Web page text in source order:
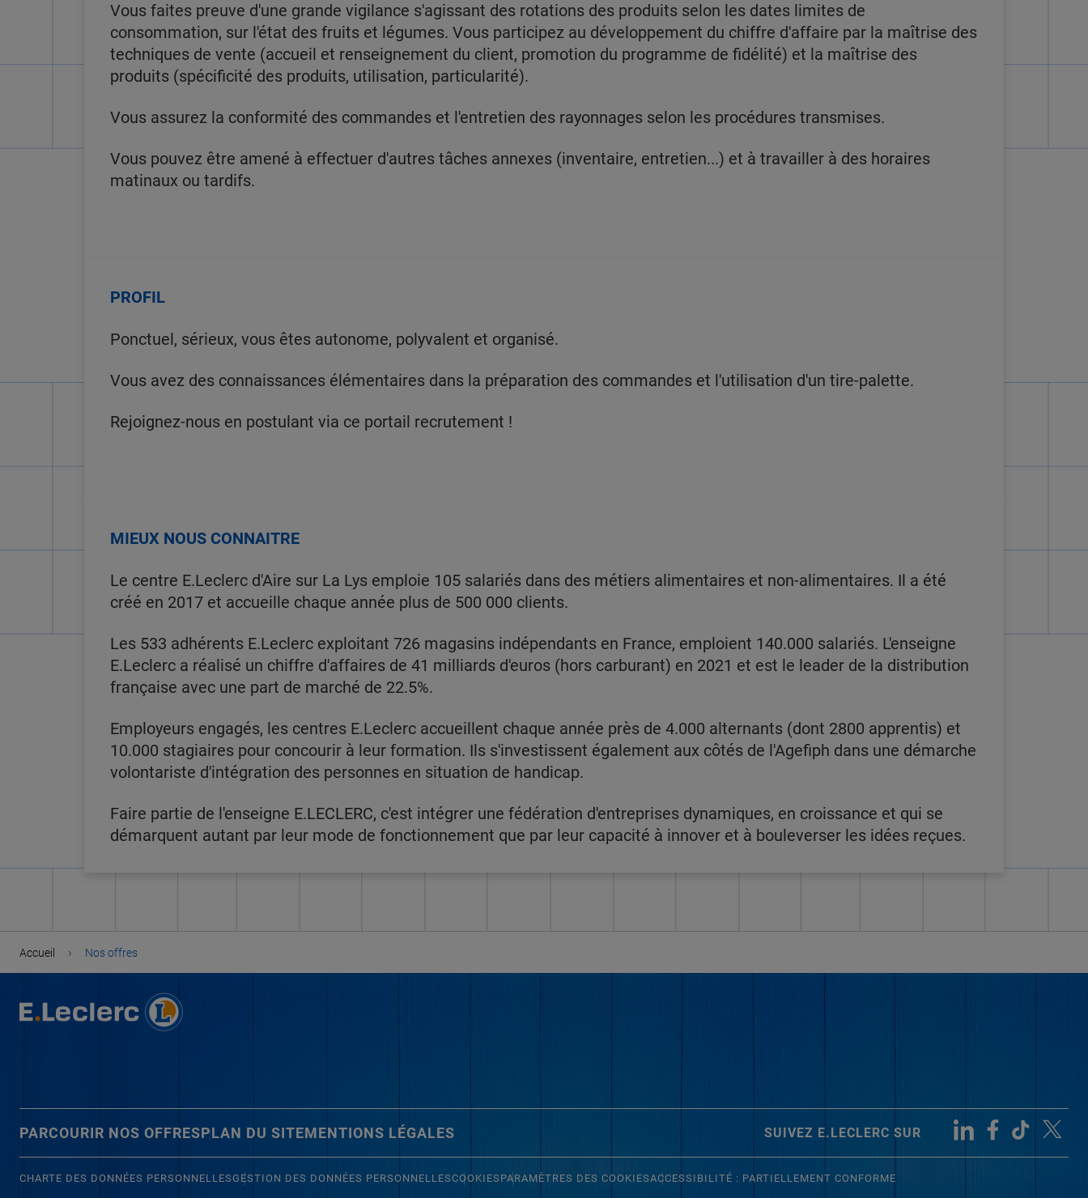
Vous faites preuve d'une grande vigilance s'agissant des rotations des produits selon les dates limites de
consommation, sur l'état des fruits et légumes. Vous participez au développement du chiffre d'affaire par la maîtrise des
techniques de vente (accueil et renseignement du client, promotion du programme de fidélité) et la maîtrise des
produits (spécificité des produits, utilisation, particularité).
Vous assurez la conformité des commandes et l'entretien des rayonnages selon les procédures transmises.
Vous pouvez être amené à effectuer d'autres tâches annexes (inventaire, entretien...) et à travailler à des horaires
matinaux ou tardifs.
PROFIL
Ponctuel, sérieux, vous êtes autonome, polyvalent et organisé.
Vous avez des connaissances élémentaires dans la préparation des commandes et l'utilisation d'un tire-palette.
Rejoignez-nous en postulant via ce portail recrutement !
MIEUX NOUS CONNAITRE
Le centre E.Leclerc d'Aire sur La Lys emploie 105 salariés dans des métiers alimentaires et non-alimentaires. Il a été
créé en 2017 et accueille chaque année plus de 500 000 clients.
Les 533 adhérents E.Leclerc exploitant 726 magasins indépendants en France, emploient 140.000 salariés. L'enseigne
E.Leclerc a réalisé un chiffre d'affaires de 41 milliards d'euros (hors carburant) en 2021 et est le leader de la distribution
française avec une part de marché de 22.5%.
Employeurs engagés, les centres E.Leclerc accueillent chaque année près de 4.000 alternants (dont 2800 apprentis) et
10.000 stagiaires pour concourir à leur formation. Ils s'investissent également aux côtés de l'Agefiph dans une démarche
volontariste d'intégration des personnes en situation de handicap.
Faire partie de l'enseigne E.LECLERC, c'est intégrer une fédération d'entreprises dynamiques, en croissance et qui se
démarquent autant par leur mode de fonctionnement que par leur capacité à innover et à bouleverser les idées reçues.
Accueil › Nos offres
PARCOURIR NOS OFFRESPLAN DU SITEMENTIONS LÉGALES SUIVEZ E.LECLERC SUR
CHARTE DES DONNÉES PERSONNELLESGESTION DES DONNÉES PERSONNELLESCOOKIES PARAMÈTRES DES COOKIESACCESSIBILITÉ : PARTIELLEMENT CONFORME